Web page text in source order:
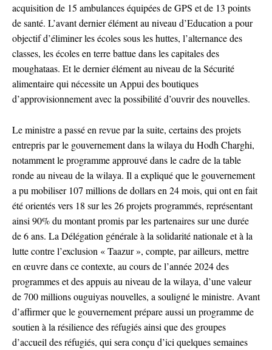
acquisition de 15 ambulances équipées de GPS et de 13 points
de santé. L’avant dernier élément au niveau d’Education a pour
objectif d’éliminer les écoles sous les huttes, l’alternance des
classes, les écoles en terre battue dans les capitales des
moughataas. Et le dernier élément au niveau de la Sécurité
alimentaire qui nécessite un Appui des boutiques
d’approvisionnement avec la possibilité d’ouvrir des nouvelles.
Le ministre a passé en revue par la suite, certains des projets
entrepris par le gouvernement dans la wilaya du Hodh Charghi,
notamment le programme approuvé dans le cadre de la table
ronde au niveau de la wilaya. Il a expliqué que le gouvernement
a pu mobiliser 107 millions de dollars en 24 mois, qui ont en fait
été orientés vers 18 sur les 26 projets programmés, représentant
ainsi 90% du montant promis par les partenaires sur une durée
de 6 ans. La Délégation générale à la solidarité nationale et à la
lutte contre l’exclusion « Taazur », compte, par ailleurs, mettre
en œuvre dans ce contexte, au cours de l’année 2024 des
programmes et des appuis au niveau de la wilaya, d’une valeur
de 700 millions ouguiyas nouvelles, a souligné le ministre. Avant
d’affirmer que le gouvernement prépare aussi un programme de
soutien à la résilience des réfugiés ainsi que des groupes
d’accueil des réfugiés, qui sera conçu d’ici quelques semaines